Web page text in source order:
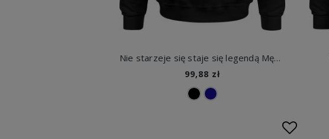
Nie starzeje się staje się legendą Męska bluza z kapturem
99,88 zł